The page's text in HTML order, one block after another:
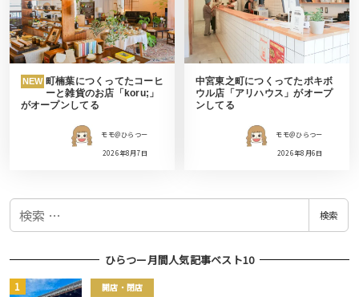
NEW 町楠葉につくってたコーヒ
ーと雑貨のお店「koru;」
がオープンしてる
モモ＠ひらつー
2026年8月7日
中宮東之町につくってたポキボ
ウル店「アリハウス」がオープ
ンしてる
モモ＠ひらつー
2026年8月6日
検
検索
ひらつー月間人気記事ベスト10
開店・閉店